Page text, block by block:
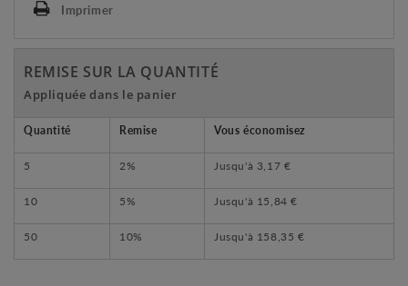
Imprimer
REMISE SUR LA QUANTITÉ
Appliquée dans le panier
Quantité Remise Vous économisez
5 2% Jusqu'à 3,17 €
10 5% Jusqu'à 15,84 €
50 10% Jusqu'à 158,35 €